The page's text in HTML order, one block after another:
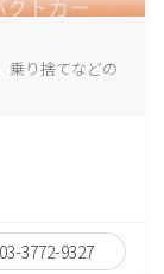
乗り捨てなどの
03-3772-9327